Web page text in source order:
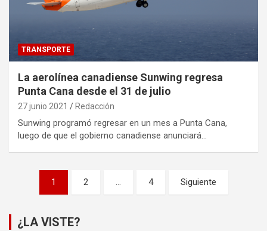
TRANSPORTE
La aerolínea canadiense Sunwing regresa
Punta Cana desde el 31 de julio
27 junio 2021 Redacción
Sunwing programó regresar en un mes a Punta Cana,
luego de que el gobierno canadiense anunciará…
Paginación
entradas
1 2 … 4 Siguiente
¿LA VISTE?